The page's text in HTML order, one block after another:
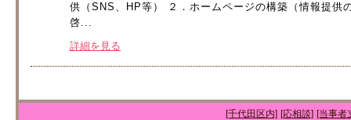
供（SNS、HP等） ２．ホームページの構築（情報提供
啓...
詳細を見る
[千代田区内] [応相談] [当事者